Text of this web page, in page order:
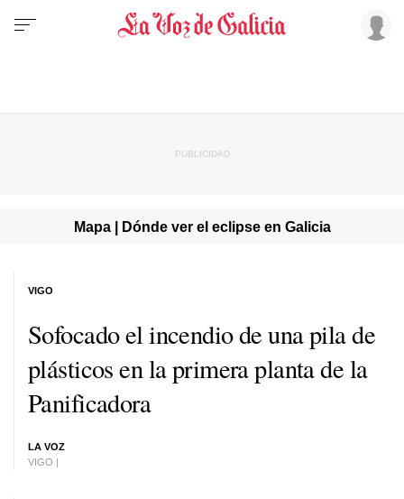
Mapa | Dónde ver el eclipse en Galicia
Sofocado el incendio de una pila de
plásticos en la primera planta de la
Panificadora
LA VOZ
VIGO |
VIGO